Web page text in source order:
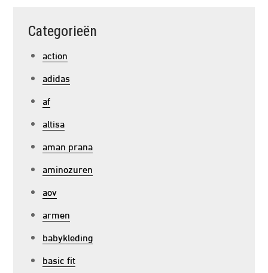
Categorieën
action
adidas
af
altisa
aman prana
aminozuren
aov
armen
babykleding
basic fit